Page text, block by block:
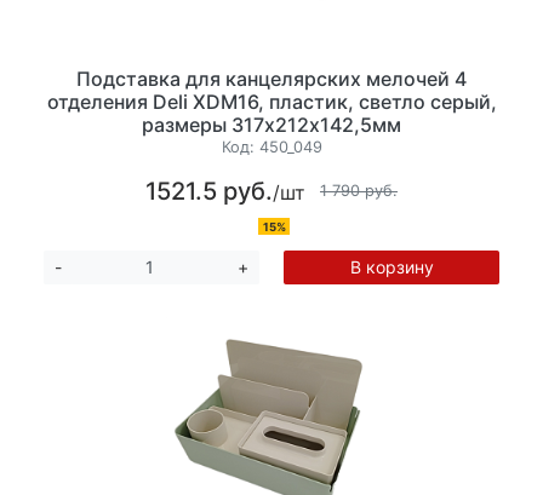
Подставка для канцелярских мелочей 4
отделения Deli XDM16, пластик, светло серый,
размеры 317х212х142,5мм
Код: 450_049
1521.5 руб./шт 1 790 руб.
15%
- + В корзину